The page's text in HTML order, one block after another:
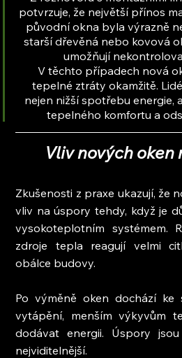
potvrzuje, že největší přínos
původní okna byla výrazně
starší dřevěná nebo kovová
umožňují
V těchto případech nová
tepelné ztráty okamžitě.
nejen nižší spotřebu energie,
tepelného komfortu a
Vliv nových oken
Zkušenosti z praxe ukazují, že
vliv na úspory tehdy, když je
vysokoteplotním systémem.
zdroje tepla reagují velmi
obálce budovy.
Po výměně oken dochází ke
vytápění, menším výkyvům
dodávat energii. Úspory
nejviditelnější.